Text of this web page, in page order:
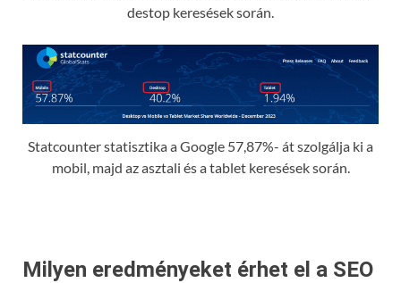
destop keresések során.
Statcounter statisztika a Google 57,87%- át szolgálja ki a
mobil, majd az asztali és a tablet keresések során.
Milyen eredményeket érhet el a SEO